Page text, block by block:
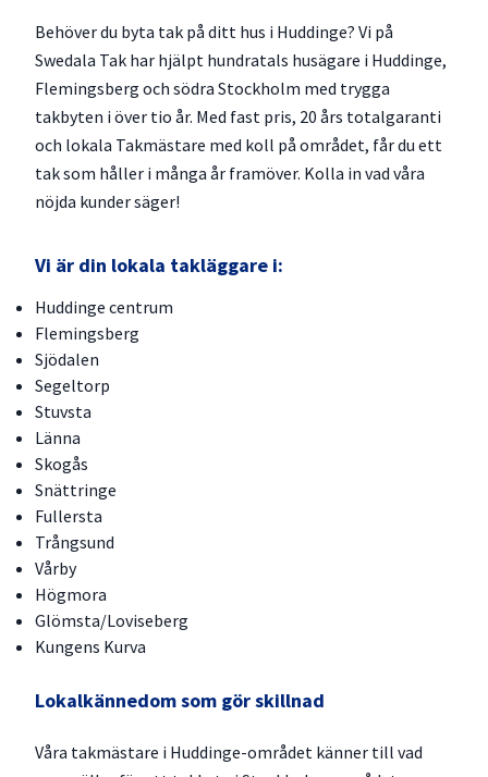
Behöver du byta tak på ditt hus i Huddinge? Vi på
Swedala Tak har hjälpt hundratals husägare i Huddinge,
Flemingsberg och södra Stockholm med trygga
takbyten i över tio år. Med fast pris, 20 års totalgaranti
och lokala Takmästare med koll på området, får du ett
tak som håller i många år framöver. Kolla in vad våra
nöjda kunder säger!
Vi är din lokala takläggare i:
Huddinge centrum
Flemingsberg
Sjödalen
Segeltorp
Stuvsta
Länna
Skogås
Snättringe
Fullersta
Trångsund
Vårby
Högmora
Glömsta/Loviseberg
Kungens Kurva
Lokalkännedom som gör skillnad
Våra takmästare i Huddinge-området känner till vad